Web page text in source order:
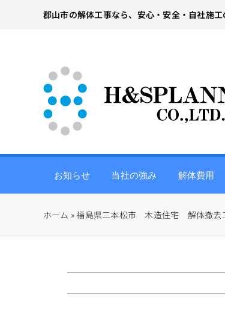
郡山市の解体工事なら、安心・安全・自社施
お知らせ 当社の強み 解体費用
ホーム »福島県二本松市 木造住宅 解体撤去